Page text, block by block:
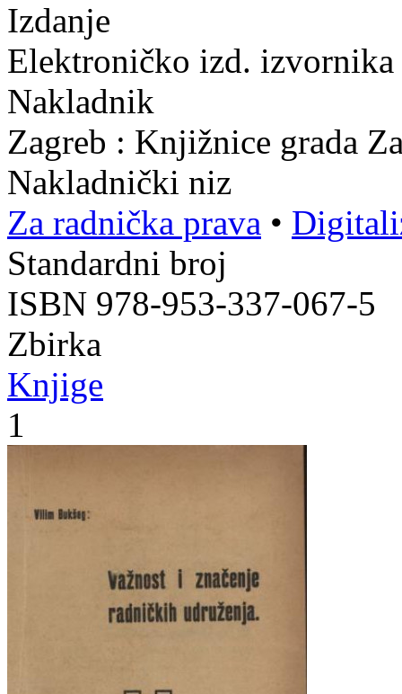
Izdanje
Elektroničko izd.
Nakladnik
Zagreb : Knjižnice grada
Nakladnički niz
Za radnička prava •
Standardni broj
ISBN 978-953-337-067-5
Zbirka
Knjige
1